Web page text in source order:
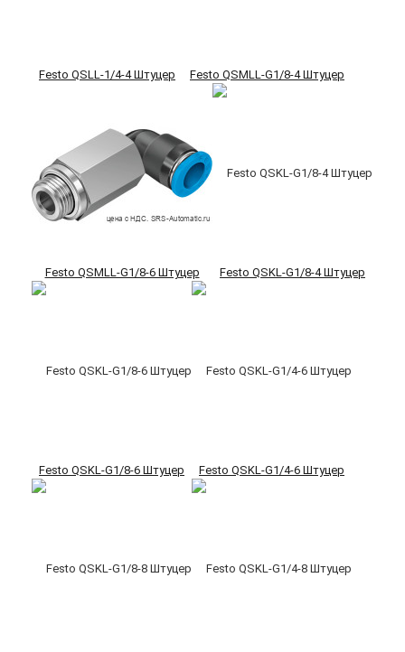
Festo QSLL-1/4-4 Штуцер Festo QSMLL-G1/8-4 Штуцер
Festo QSMLL-G1/8-6 Штуцер Festo QSKL-G1/8-4 Штуцер
Festo QSKL-G1/8-6 Штуцер Festo QSKL-G1/4-6 Штуцер